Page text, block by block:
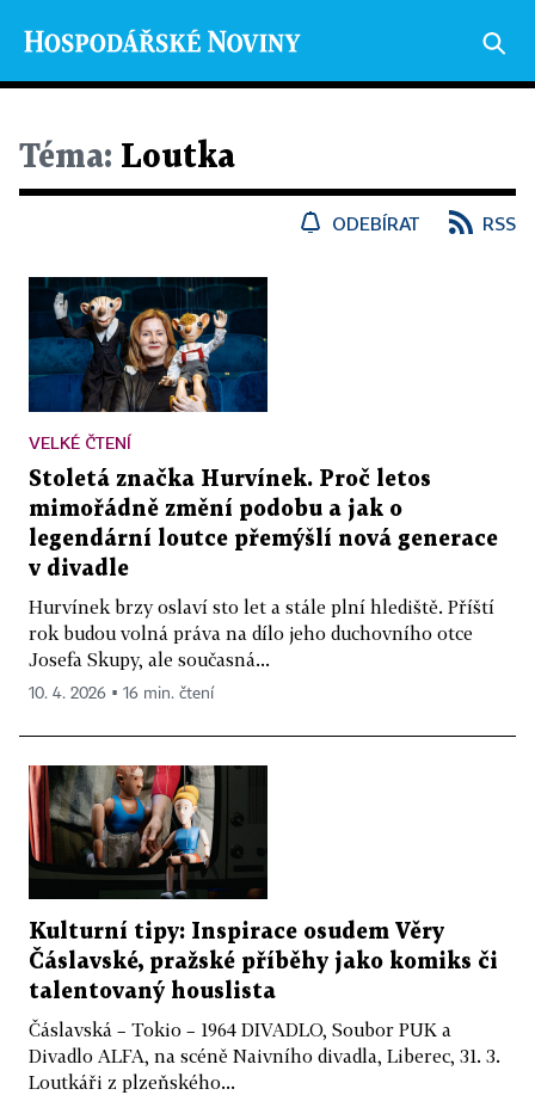
Téma: Loutka
ODEBÍRAT RSS
VELKÉ ČTENÍ
Stoletá značka Hurvínek. Proč letos
mimořádně změní podobu a jak o
legendární loutce přemýšlí nová generace
v divadle
Hurvínek brzy oslaví sto let a stále plní hlediště. Příští
rok budou volná práva na dílo jeho duchovního otce
Josefa Skupy, ale současná...
10. 4. 2026 ▪ 16 min. čtení
Kulturní tipy: Inspirace osudem Věry
Čáslavské, pražské příběhy jako komiks či
talentovaný houslista
Čáslavská – Tokio – 1964 DIVADLO, Soubor PUK a
Divadlo ALFA, na scéně Naivního divadla, Liberec, 31. 3.
Loutkáři z plzeňského...